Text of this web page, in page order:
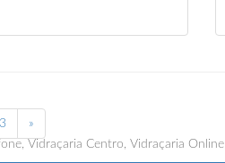
3
»
Vidraçaria Centro, Vidraçaria Online